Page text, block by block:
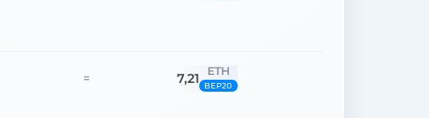
= 7,21 ETH
BEP20